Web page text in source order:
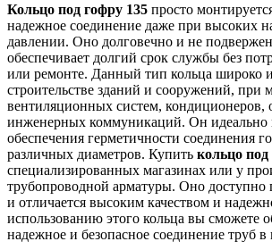
Кольцо под гофру 135 просто
надежное соединение даже при высоких
давлении. Оно долговечно и не
обеспечивает долгий срок службы без
или ремонте. Данный тип кольца широко
строительстве зданий и сооружений, при
вентиляционных систем, кондиционеров,
инженерных коммуникаций. Он идеально
обеспечения герметичности соединения
различных диаметров. Купить кольцо под
специализированных магазинах или у
трубопроводной арматуры. Оно доступно
и отличается высоким качеством и
использованию этого кольца вы сможете
надежное и безопасное соединение труб